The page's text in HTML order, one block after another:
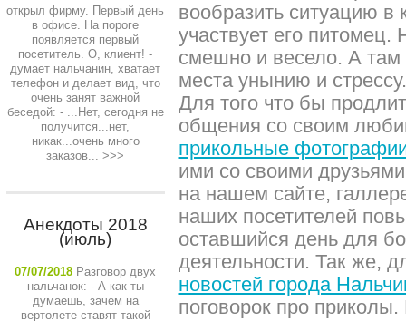
открыл фирму. Первый день
в офисе. На пороге
появляется первый
посетитель. О, клиент! -
думает нальчанин, хватает
телефон и делает вид, что
очень занят важной
беседой: - ...Нет, сегодня не
получится...нет,
никак...очень много
заказов... >>>
Анекдоты 2018
(июль)
07/07/2018 Разговор двух
нальчанок: - А как ты
думаешь, зачем на
вертолете ставят такой
вообразить ситуацию в
участвует его питомец.
смешно и весело. А там
места унынию и стрессу.
Для того что бы
общения со своим
прикольные
ими со своими
на нашем сайте,
наших посетителей
оставшийся день для
деятельности. Так же,
новостей города
поговорок про